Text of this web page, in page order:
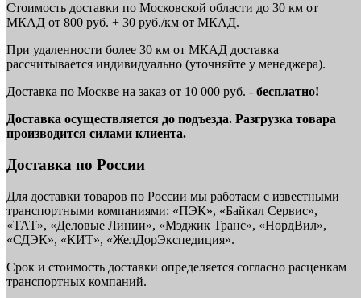
Стоимость доставки по Московской области до 30 км от
МКАД от 800 руб. + 30 руб./км от МКАД.
При удаленности более 30 км от МКАД доставка
рассчитывается индивидуально (уточняйте у менеджера).
Доставка по Москве на заказ от 10 000 руб. - бесплатно!
Доставка осуществляется до подъезда. Разгрузка товара
производится силами клиента.
Доставка по России
Для доставки товаров по России мы работаем с известными
транспортными компаниями: «ПЭК», «Байкал Сервис»,
«ТАТ», «Деловые Линии», «Мэджик Транс», «НордВил»,
«СДЭК», «КИТ», «ЖелДорЭкспедиция».
Срок и стоимость доставки определяется согласно расценкам
транспортных компаний.